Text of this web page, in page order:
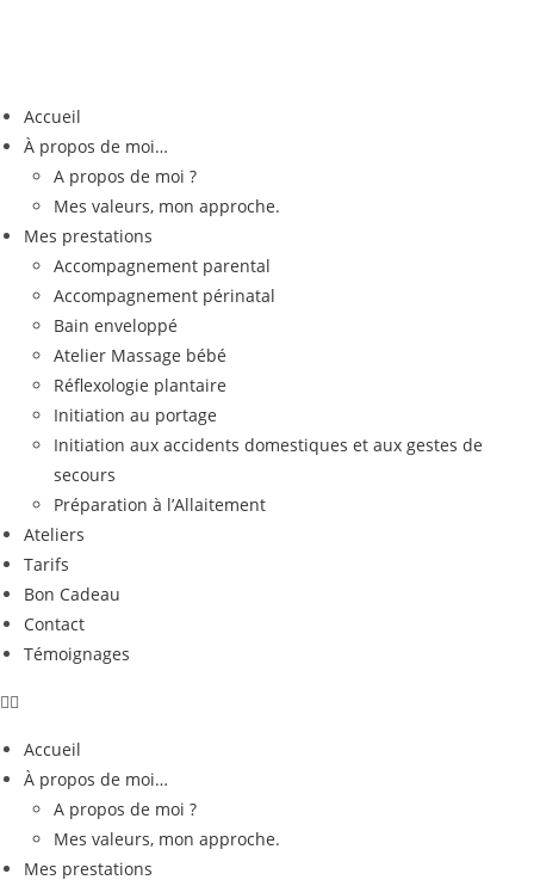
Accueil
À propos de moi…
A propos de moi ?
Mes valeurs, mon approche.
Mes prestations
Accompagnement parental
Accompagnement périnatal
Bain enveloppé
Atelier Massage bébé
Réflexologie plantaire
Initiation au portage
Initiation aux accidents domestiques et aux gestes de
secours
Préparation à l’Allaitement
Ateliers
Tarifs
Bon Cadeau
Contact
Témoignages
Accueil
À propos de moi…
A propos de moi ?
Mes valeurs, mon approche.
Mes prestations